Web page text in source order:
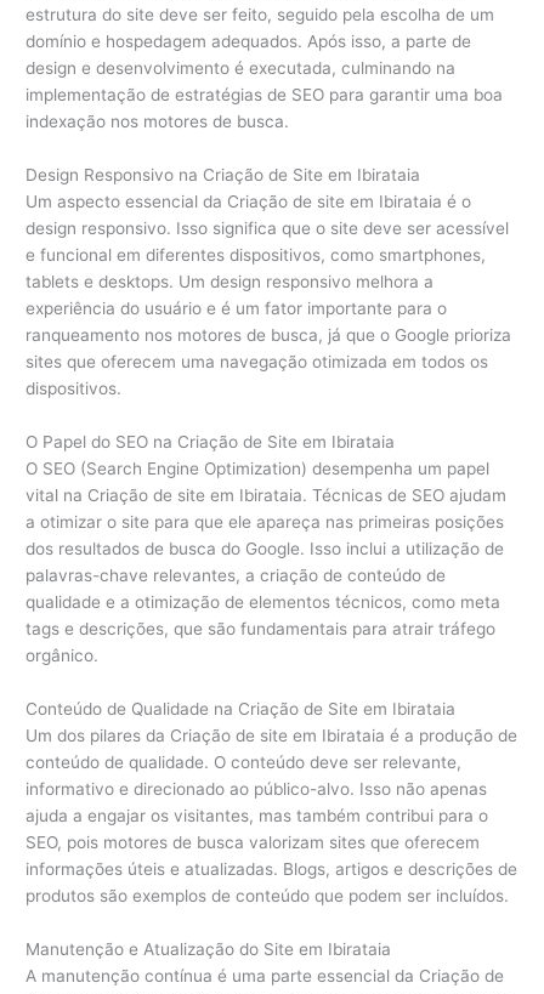
estrutura do site deve ser feito, seguido pela escolha de um
domínio e hospedagem adequados. Após isso, a parte de
design e desenvolvimento é executada, culminando na
implementação de estratégias de SEO para garantir uma boa
indexação nos motores de busca.
Design Responsivo na Criação de Site em Ibirataia
Um aspecto essencial da Criação de site em Ibirataia é o
design responsivo. Isso significa que o site deve ser acessível
e funcional em diferentes dispositivos, como smartphones,
tablets e desktops. Um design responsivo melhora a
experiência do usuário e é um fator importante para o
ranqueamento nos motores de busca, já que o Google prioriza
sites que oferecem uma navegação otimizada em todos os
dispositivos.
O Papel do SEO na Criação de Site em Ibirataia
O SEO (Search Engine Optimization) desempenha um papel
vital na Criação de site em Ibirataia. Técnicas de SEO ajudam
a otimizar o site para que ele apareça nas primeiras posições
dos resultados de busca do Google. Isso inclui a utilização de
palavras-chave relevantes, a criação de conteúdo de
qualidade e a otimização de elementos técnicos, como meta
tags e descrições, que são fundamentais para atrair tráfego
orgânico.
Conteúdo de Qualidade na Criação de Site em Ibirataia
Um dos pilares da Criação de site em Ibirataia é a produção de
conteúdo de qualidade. O conteúdo deve ser relevante,
informativo e direcionado ao público-alvo. Isso não apenas
ajuda a engajar os visitantes, mas também contribui para o
SEO, pois motores de busca valorizam sites que oferecem
informações úteis e atualizadas. Blogs, artigos e descrições de
produtos são exemplos de conteúdo que podem ser incluídos.
Manutenção e Atualização do Site em Ibirataia
A manutenção contínua é uma parte essencial da Criação de